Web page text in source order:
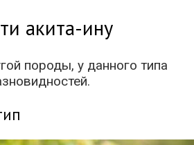
акита-ину
породы, у данного типа